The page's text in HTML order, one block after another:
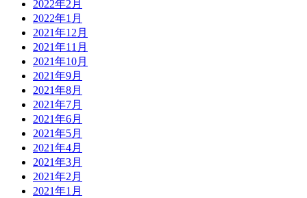
2022年2月
2022年1月
2021年12月
2021年11月
2021年10月
2021年9月
2021年8月
2021年7月
2021年6月
2021年5月
2021年4月
2021年3月
2021年2月
2021年1月